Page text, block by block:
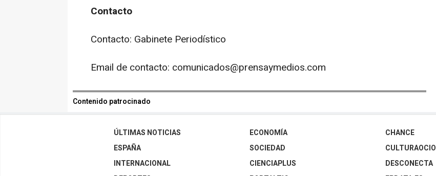
Contacto
Contacto: Gabinete Periodístico
Email de contacto: comunicados@prensaymedios.com
Contenido patrocinado
ÚLTIMAS NOTICIAS
ESPAÑA
INTERNACIONAL
ECONOMÍA
SOCIEDAD
CIENCIAPLUS
CHANCE
CULTURAOCIO
DESCONECTA